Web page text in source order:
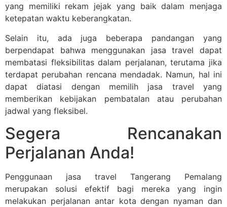
yang memiliki rekam jejak yang baik dalam menjaga
ketepatan waktu keberangkatan.
Selain itu, ada juga beberapa pandangan yang
berpendapat bahwa menggunakan jasa travel dapat
membatasi fleksibilitas dalam perjalanan, terutama jika
terdapat perubahan rencana mendadak. Namun, hal ini
dapat diatasi dengan memilih jasa travel yang
memberikan kebijakan pembatalan atau perubahan
jadwal yang fleksibel.
Segera Rencanakan
Perjalanan Anda!
Penggunaan jasa travel Tangerang Pemalang
merupakan solusi efektif bagi mereka yang ingin
melakukan perjalanan antar kota dengan nyaman dan